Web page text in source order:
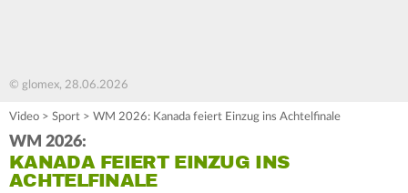
© glomex, 28.06.2026
Video > Sport > WM 2026: Kanada feiert Einzug ins Achtelfinale
WM 2026:
KANADA FEIERT EINZUG INS
ACHTELFINALE